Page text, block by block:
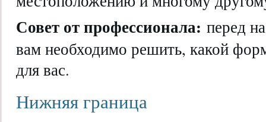
Совет от профессионала: перед
вам необходимо решить, какой
для вас.
Нижняя граница